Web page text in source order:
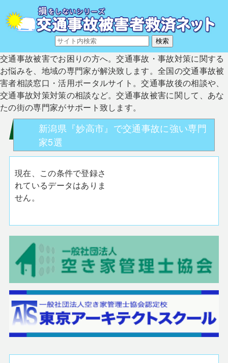
交通事故被害でお困りの方へ。交通事故・事故対策に関する
お悩みを、地域の専門家が解決致します。全国の交通事故被
害者相談窓口・活用ポータルサイト。交通事故後の相談や、
交通事故対策対策の相談など。交通事故被害に関して、あな
たの街の専門家がサポート致します。
新潟県『妙高市』で交通事故に強い専門
家5選
現在、この条件で登録さ
れているデータはありま
せん。